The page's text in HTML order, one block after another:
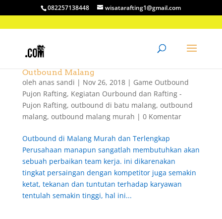
082257138448 wisatarafting1@gmail.com
Outbound Malang
oleh anas sandi | Nov 26, 2018| Game Outbound
Pujon Rafting, Kegiatan Ourbound dan Rafting -
Pujon Rafting, outbound di batu malang, outbound
malang, outbound malang murah | 0 Komentar
Outbound di Malang Murah dan Terlengkap
Perusahaan manapun sangatlah membutuhkan akan
sebuah perbaikan team kerja. ini dikarenakan
tingkat persaingan dengan kompetitor juga semakin
ketat, tekanan dan tuntutan terhadap karyawan
tentulah semakin tinggi, hal ini...